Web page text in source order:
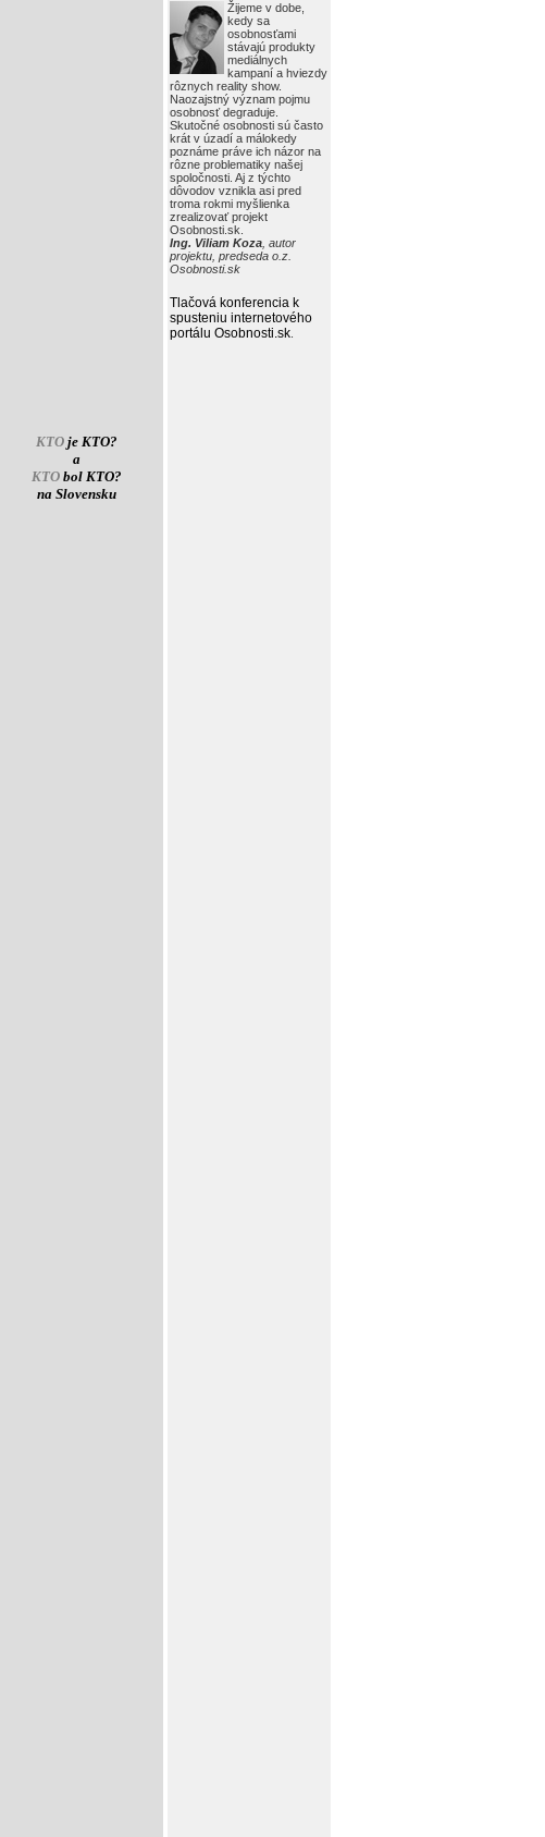
Žijeme v dobe,
kedy sa
osobnosťami
stávajú produkty
mediálnych
kampaní a hviezdy
rôznych reality show.
Naozajstný význam pojmu
osobnosť degraduje.
Skutočné osobnosti sú často
krát v úzadí a málokedy
poznáme práve ich názor na
rôzne problematiky našej
spoločnosti. Aj z týchto
dôvodov vznikla asi pred
troma rokmi myšlienka
zrealizovať projekt
Osobnosti.sk.
Ing. Viliam Koza , autor
projektu, predseda o.z.
Osobnosti.sk
Tlačová konferencia k
spusteniu internetového
portálu Osobnosti.sk
KTOje KTO?
a
KTObol KTO?
na Slovensku